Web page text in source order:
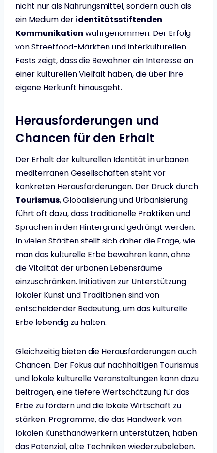
nicht nur als Nahrungsmittel, sondern auch als
ein Medium der identitätsstiftenden
Kommunikation wahrgenommen. Der Erfolg
von Streetfood-Märkten und interkulturellen
Fests zeigt, dass die Bewohner ein Interesse an
einer kulturellen Vielfalt haben, die über ihre
eigene Herkunft hinausgeht.
Herausforderungen und
Chancen für den Erhalt
Der Erhalt der kulturellen Identität in urbanen
mediterranen Gesellschaften steht vor
konkreten Herausforderungen. Der Druck durch
Tourismus, Globalisierung und Urbanisierung
führt oft dazu, dass traditionelle Praktiken und
Sprachen in den Hintergrund gedrängt werden.
In vielen Städten stellt sich daher die Frage, wie
man das kulturelle Erbe bewahren kann, ohne
die Vitalität der urbanen Lebensräume
einzuschränken. Initiativen zur Unterstützung
lokaler Kunst und Traditionen sind von
entscheidender Bedeutung, um das kulturelle
Erbe lebendig zu halten.
Gleichzeitig bieten die Herausforderungen auch
Chancen. Der Fokus auf nachhaltigen Tourismus
und lokale kulturelle Veranstaltungen kann dazu
beitragen, eine tiefere Wertschätzung für das
Erbe zu fördern und die lokale Wirtschaft zu
stärken. Programme, die das Handwerk von
lokalen Kunsthandwerkern unterstützen, haben
das Potenzial, alte Techniken wiederzubeleben.